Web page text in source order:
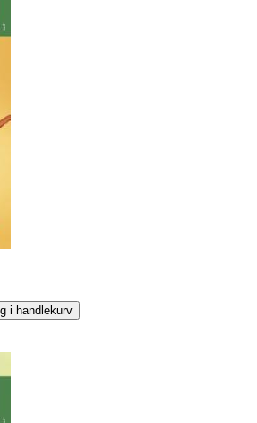
i handlekurv